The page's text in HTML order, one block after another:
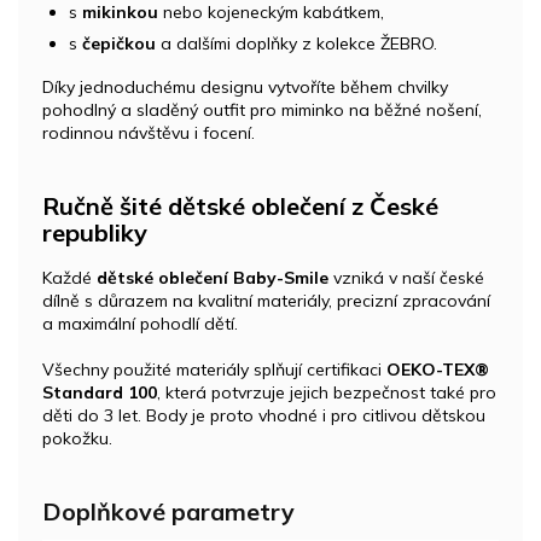
s mikinkou nebo kojeneckým kabátkem,
s čepičkou a dalšími doplňky z kolekce ŽEBRO.
Díky jednoduchému designu vytvoříte během chvilky
pohodlný a sladěný outfit pro miminko na běžné nošení,
rodinnou návštěvu i focení.
Ručně šité dětské oblečení z České
republiky
Každé dětské oblečení Baby-Smile vzniká v naší české
dílně s důrazem na kvalitní materiály, precizní zpracování
a maximální pohodlí dětí.
Všechny použité materiály splňují certifikaci OEKO-TEX®
Standard 100, která potvrzuje jejich bezpečnost také pro
děti do 3 let. Body je proto vhodné i pro citlivou dětskou
pokožku.
Doplňkové parametry